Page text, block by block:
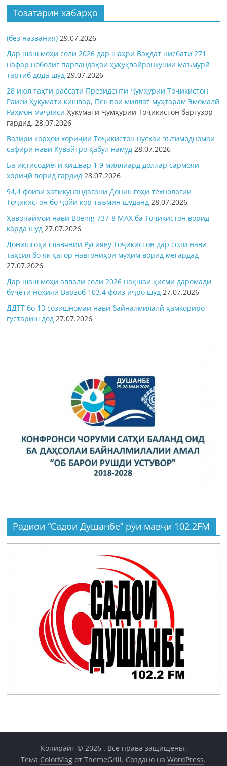
Тозатарин хабарҳо
(без названия) 29.07.2026
Дар шаш моҳи соли 2026 дар шаҳри Ваҳдат нисбати 271
нафар ноболиғ парвандаҳои ҳуқуқвайронкунии маъмурӣ
тартиб дода шуд 29.07.2026
28 июл таҳти раёсати Президенти Ҷумҳурии Тоҷикистон,
Раиси Ҳукумати кишвар, Пешвои миллат муҳтарам Эмомалӣ
Раҳмон маҷлисиҲукумати Ҷумҳурии Тоҷикистон баргузор
гардид.28.07.2026
Вазири корҳои хориҷии Тоҷикистон нусхаи эътимодномаи
сафири нави Кувайтро қабул намуд 28.07.2026
Ба иқтисодиёти кишвар 1,9 миллиард доллар сармояи
хориҷӣ ворид гардид 28.07.2026
94,4 фоизи хатмкунандагони Донишгоҳи технологии
Тоҷикистон бо ҷойи кор таъмин шуданд 28.07.2026
Ҳавопаймои нави Boeing 737-8 MAX ба Тоҷикистон ворид
карда шуд 27.07.2026
Донишгоҳи славянии Русияву Тоҷикистон дар соли нави
таҳсил бо як қатор навгониҳои муҳим ворид мегардад
27.07.2026
Дар шаш моҳи аввали соли 2026 нақшаи қисми даромади
буҷети ноҳияи Варзоб 103,4 фоиз иҷро шуд 27.07.2026
ДДТТ бо 13 созишномаи нави байналмилалӣ ҳамкориро
густариш дод 27.07.2026
Радиои “Садои Душанбе” рӯи мавҷи 102.2FM
Копирайт © 2026 . Все права защищены.
Тема ColorMag от ThemeGrill. Создано наWordPress.